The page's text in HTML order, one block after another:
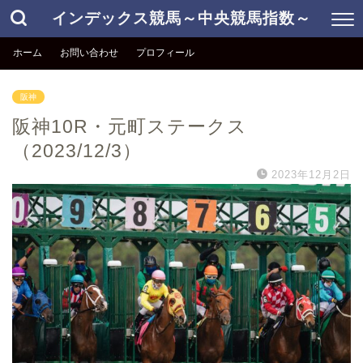
インデックス競馬～中央競馬指数～
ホーム お問い合わせ プロフィール
阪神
阪神10R・元町ステークス
（2023/12/3）
2023年12月2日